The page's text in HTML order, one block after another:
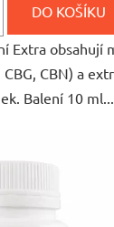
DO KOŠÍKU
Extra obsahují
CBG, CBN) a
Balení 10 ml...